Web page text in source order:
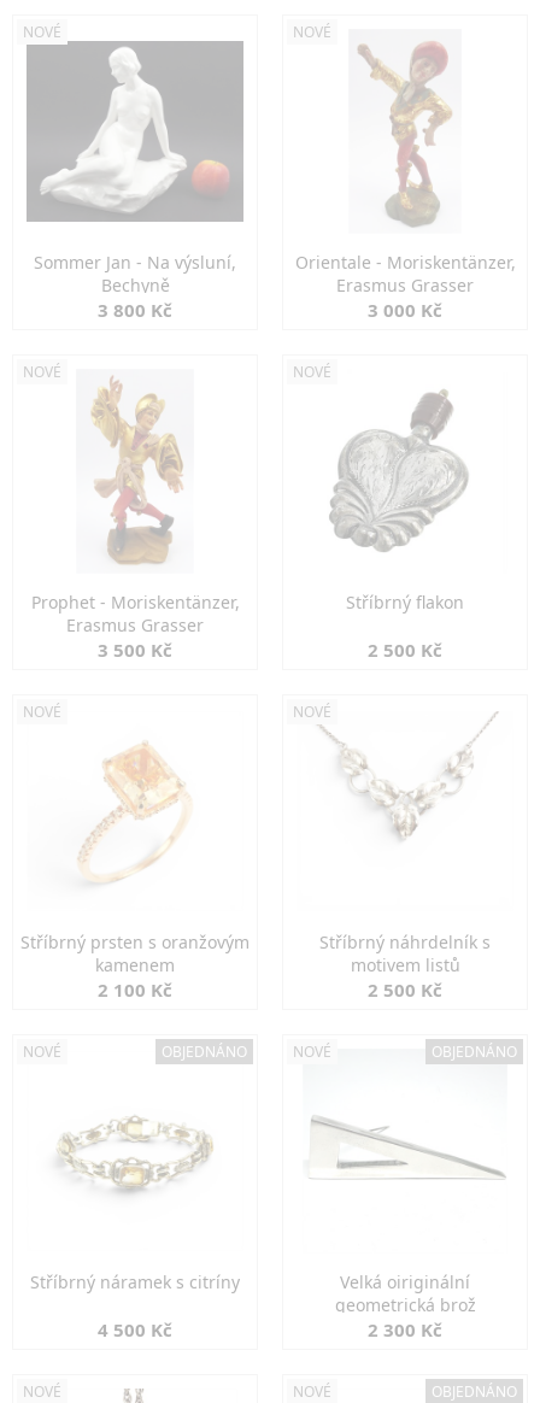
NOVÉ
Sommer Jan - Na výsluní,
Bechyně
3 800 Kč
NOVÉ
Orientale - Moriskentänzer,
Erasmus Grasser
3 000 Kč
NOVÉ
Prophet - Moriskentänzer,
Erasmus Grasser
3 500 Kč
NOVÉ
Stříbrný flakon
2 500 Kč
NOVÉ
Stříbrný prsten s oranžovým
kamenem
2 100 Kč
NOVÉ
Stříbrný náhrdelník s
motivem listů
2 500 Kč
NOVÉ OBJEDNÁNO
Stříbrný náramek s citríny
4 500 Kč
NOVÉ OBJEDNÁNO
Velká oiriginální
geometrická brož
2 300 Kč
NOVÉ NOVÉ OBJEDNÁNO